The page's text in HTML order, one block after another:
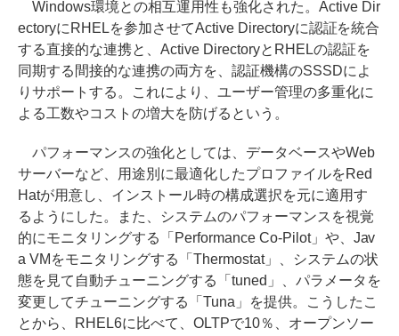
Windows環境との相互運用性も強化された。Active Dir
ectoryにRHELを参加させてActive Directoryに認証を統合
する直接的な連携と、Active DirectoryとRHELの認証を
同期する間接的な連携の両方を、認証機構のSSSDによ
りサポートする。これにより、ユーザー管理の多重化に
よる工数やコストの増大を防げるという。
パフォーマンスの強化としては、データベースやWeb
サーバーなど、用途別に最適化したプロファイルをRed
Hatが用意し、インストール時の構成選択を元に適用す
るようにした。また、システムのパフォーマンスを視覚
的にモニタリングする「Performance Co-Pilot」や、Jav
a VMをモニタリングする「Thermostat」、システムの状
態を見て自動チューニングする「tuned」、パラメータを
変更してチューニングする「Tuna」を提供。こうしたこ
とから、RHEL6に比べて、OLTPで10％、オープンソー